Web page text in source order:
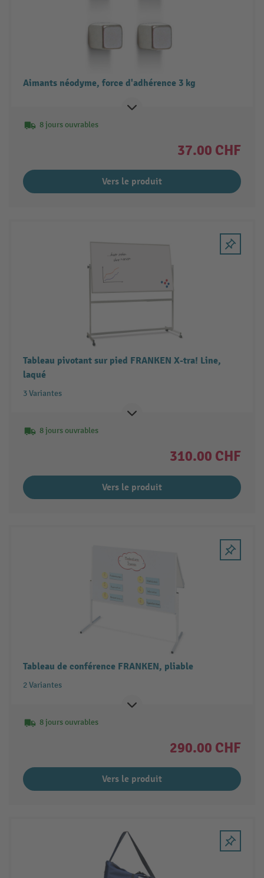
Aimants néodyme, force d'adhérence 3 kg
8 jours ouvrables
37.00 CHF
Vers le produit
Tableau pivotant sur pied FRANKEN X-tra! Line,
laqué
3 Variantes
8 jours ouvrables
310.00 CHF
Vers le produit
Tableau de conférence FRANKEN, pliable
2 Variantes
8 jours ouvrables
290.00 CHF
Vers le produit